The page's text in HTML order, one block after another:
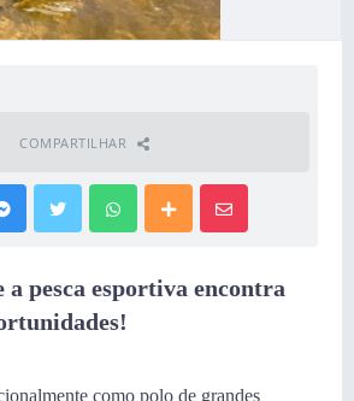
COMPARTILHAR
a pesca esportiva encontra
como polo de grandes